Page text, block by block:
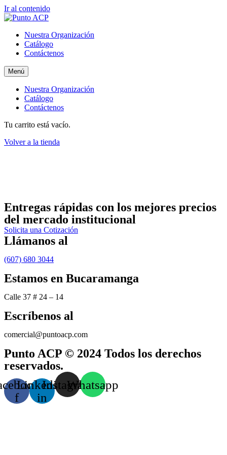
Ir al contenido
Nuestra Organización
Catálogo
Contáctenos
Menú
Nuestra Organización
Catálogo
Contáctenos
Tu carrito está vacío.
Volver a la tienda
Entregas rápidas con los mejores precios
del mercado institucional
Solicita una Cotización
Llámanos al
(607) 680 3044
Estamos en Bucaramanga
Calle 37 # 24 – 14
Escríbenos al
comercial@puntoacp.com
Punto ACP © 2024 Todos los derechos
reservados.
f
Linkedin-
in
InstagramWhatsapp